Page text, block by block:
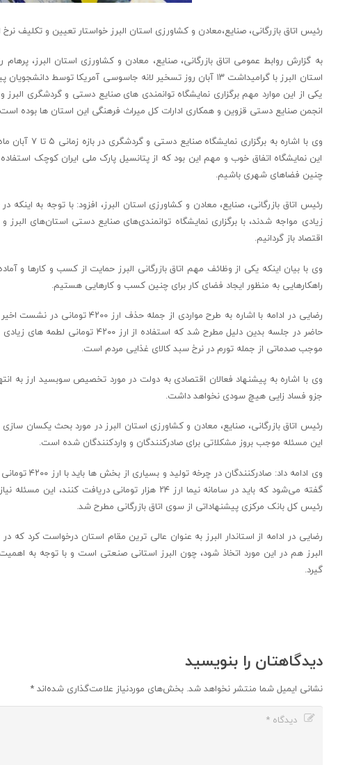
رئیس اتاق بازرگانی، صنایع،معادن و کشاورزی استان البرز خواستار تعیین و تکلیف
به گزارش روابط عمومی اتاق بازرگانی، صنایع، معادن و کشاورزی استان
استان البرز با گرامیداشت ۱۳ آبان روز تسخیر لانه جاسوسی آمریکا
یکی از این موارد مهم برگزاری نمایشگاه توانمندی های صنایع دستی و گردشگری
انجمن صنایع دستی قزوین و همکاری ادارات کل میراث فرهنگی این استان ها بوده
وی با اشاره
این نمایشگاه اتفاق خوب و مهم این بود که از پتانسیل پارک ملی ایران کوچک
چنین فضاهای شهری باشیم.
رئیس اتاق بازرگانی، صنایع، معادن و کشاورزی استان البرز، افزود: با توجه به
زیادی مواجه شدند، با برگزاری نمایشگاه توانمندی‌های صنایع دستی استان‌های
اقتصاد باز گردانیم.
وی با بیان اینکه یکی از وظائف مهم اتاق بازرگانی البرز حمایت از کسب و کارها و
راهکارهایی به منظور ایجاد فضای کار برای چنین کسب و کارهایی هستیم.
رضایی در ادامه با اشاره به طرح
حاضر در جلسه بدین دلیل مطرح شد
موجب صدماتی از جمله تورم در نرخ سبد کالای غذایی مردم است.
جزو فساد زایی هیچ سودی نخواهد داشت.
این مسئله موجب بروز مشکلاتی برای صادرکنندگان و واردکنندگان شده است.
وی ادامه
گفته می‌شود که باید در سامانه نیما ارز ۲۴ هزار
رئیس کل بانک مرکزی پیشنهاداتی از سوی اتاق بازرگانی مطرح شد.
رضایی در ادامه از استاندار البرز به عنوان عالی ترین مقام استان درخواست کرد که
البرز هم در این مورد اتخاذ شود، چون البرز استانی صنعتی است و با توجه به
گیرد.
دیدگاهتان را بنویسید
نشانی ایمیل شما منتشر نخواهد شد. بخش‌های موردنیاز علامت‌گذاری شده‌اند*